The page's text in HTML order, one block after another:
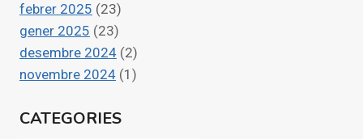
febrer 2025 (23)
gener 2025 (23)
desembre 2024 (2)
novembre 2024 (1)
CATEGORIES